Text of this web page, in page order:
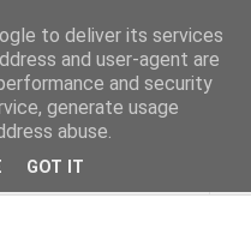
kütyüiről...
to deliver its services
and user-agent are
and security
generate usage
abuse.
GOT IT